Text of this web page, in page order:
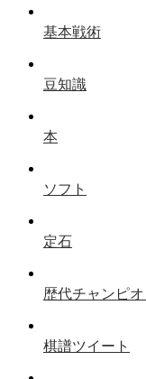
基本戦術
豆知識
本
ソフト
定石
歴代チャンピ
棋譜ツイート